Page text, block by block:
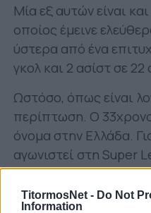
TitormosNet - Do Not
Information
Μία εξ αυτών είναι
οποίος έμεινε
ύστερα από ένα
γκολ και 2 ασίστ σε 22
Ωστόσο, όπως είναι
περίπτωση. Ο
όνομα στην Ελλάδα.
αγωνιστεί στη Super
ένα καλό συμβόλαιο
βάθος διετίας ή και